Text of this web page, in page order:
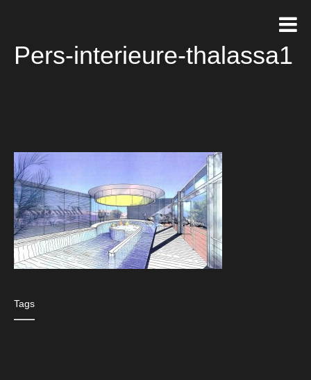
Pers-interieure-thalassa1
Tags